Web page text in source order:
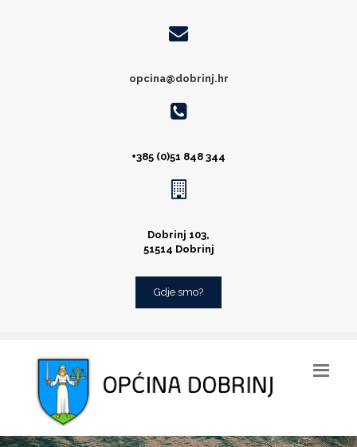
opcina@dobrinj.hr
+385 (0)51 848 344
Dobrinj 103,
51514 Dobrinj
Gdje smo?